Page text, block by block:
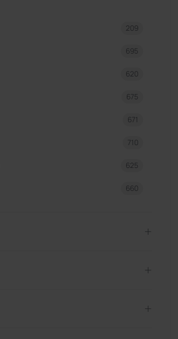
209
695
620
675
671
710
625
660